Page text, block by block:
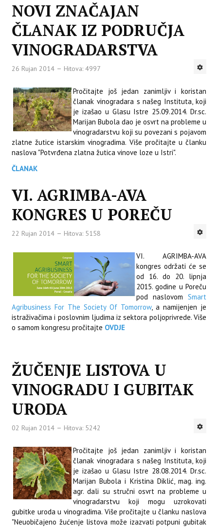
NOVI ZNAČAJAN
ČLANAK IZ PODRUČJA
VINOGRADARSTVA
26 Rujan 2014 Hitova: 4997
Pročitajte još jedan zanimljiv i koristan
članak vinogradara s našeg Instituta, koji
je izašao u Glasu Istre 25.09.2014. Dr.sc.
Marijan Bubola dao je osvrt na probleme u
vinogradarstvu koji su povezani s pojavom
zlatne žutice istarskim vinogradima. Više pročitajte u članku
naslova "Potvrđena zlatna žutica vinove loze u Istri".
ČLANAK
VI. AGRIMBA-AVA
KONGRES U POREČU
22 Rujan 2014 Hitova: 5158
VI. AGRIMBA-AVA
kongres održati će se
od 16. do 20. lipnja
2015. godine u Poreču
pod naslovom Smart
Agribusiness For The Society Of Tomorrow, a namijenjen je
istraživačima i poslovnim ljudima iz sektora poljoprivrede. Više
o samom kongresu pročitajte OVDJE
ŽUČENJE LISTOVA U
VINOGRADU I GUBITAK
URODA
02 Rujan 2014 Hitova: 5242
Pročitajte još jedan zanimljiv i koristan
članak vinogradara s našeg Instituta, koji
je izašao u Glasu Istre 28.08.2014. Dr.sc.
Marijan Bubola i Kristina Diklić, mag. ing.
agr. dali su stručni osvrt na probleme u
vinogradarstvu koji mogu uzrokovati
gubitke uroda u vinogradima. Više pročitajte u članku naslova
"Neuobičajeno žućenje listova može izazvati potpuni gubitak